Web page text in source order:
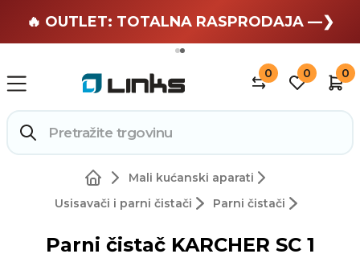
🏄 Zaslužuješ odmor —❯
🔥 OUTLET: TOTALNA RASPRODAJA —❯
0 0 0
Mali kućanski aparati
Usisavači i parni čistači
Parni čistači
Parni čistač KARCHER SC 1